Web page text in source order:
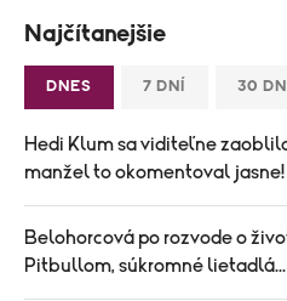
Najčítanejšie
DNES 7 DNÍ 30 DNÍ
Hedi Klum sa viditeľne
manžel to okomentoval jasne!
Belohorcová po rozvode o
Pitbullom, súkromné